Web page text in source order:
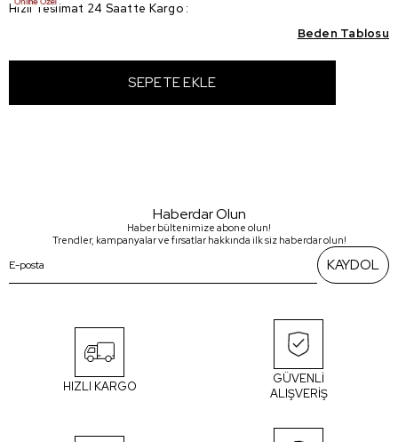
Hızlı Teslimat 24 Saatte Kargo :
Beden Tablosu
Haberdar Olun
Haber bültenimize abone olun!
Trendler, kampanyalar ve fırsatlar hakkında ilk siz haberdar olun!
KAYDOL
HIZLI KARGO
GÜVENLİ
ALIŞVERİŞ